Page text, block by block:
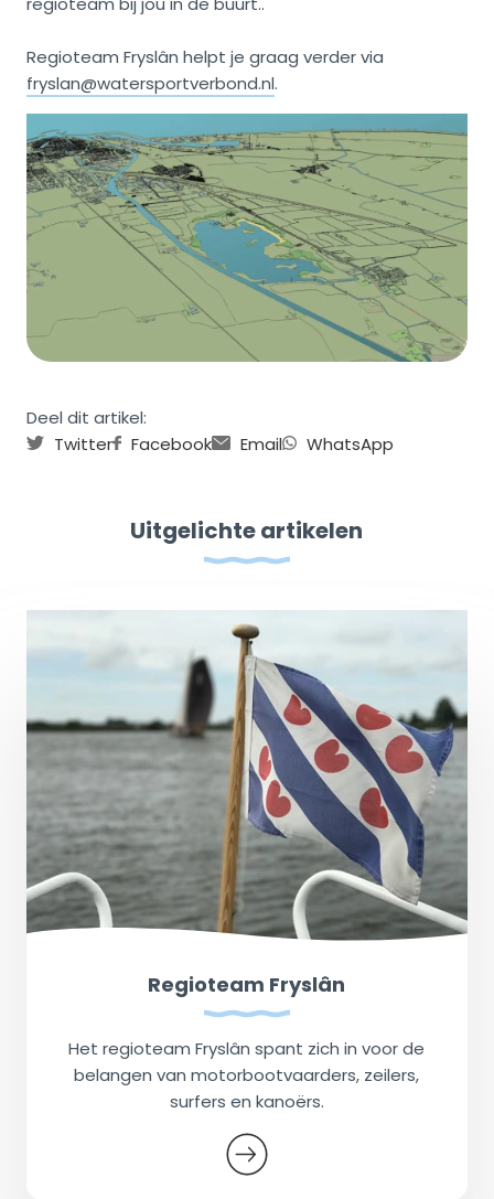
Regioteam Fryslân helpt je graag verder via
fryslan@watersportverbond.nl.
Deel dit artikel:
Twitter
Facebook Email WhatsApp
Uitgelichte artikelen
Regioteam Fryslân
Het regioteam Fryslân spant zich in voor de
belangen van motorbootvaarders, zeilers,
surfers en kanoërs.